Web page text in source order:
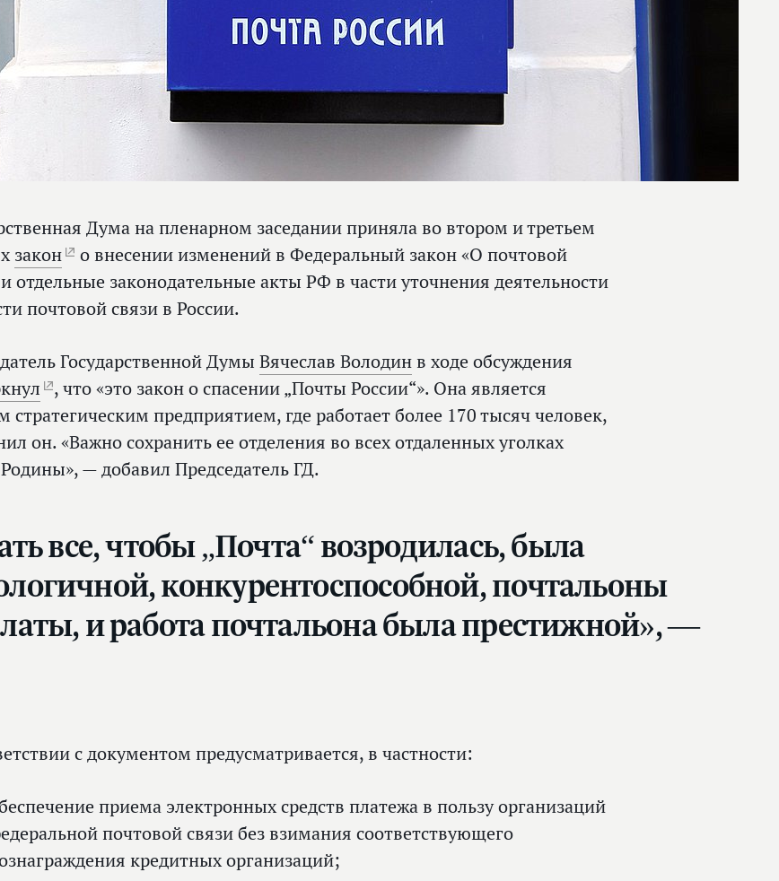
Дума на пленарном заседании приняла во втором и третьем
закон
о внесении изменений в Федеральный закон «О почтовой
отдельные законодательные акты РФ в части уточнения деятельности
почтовой связи в России.
Государственной Думы Вячеслав Володинв ходе обсуждения
, что «это закон о спасении „Почты России“». Она является
предприятием, где работает более 170 тысяч человек,
он. «Важно сохранить ее отделения во всех отдаленных уголках
— добавил Председатель ГД.
все, чтобы „Почта“ возродилась, была
конкурентоспособной, почтальоны
и работа почтальона была престижной», —
с документом предусматривается, в частности:
приема электронных средств платежа в пользу организаций
почтовой связи без взимания соответствующего
кредитных организаций;